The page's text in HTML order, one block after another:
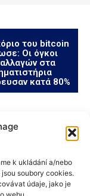
k ukládání a/nebo
soubory cookies.
údaje, jako je
του bitcoin
Οι όγκοι
στα
κατά 80%